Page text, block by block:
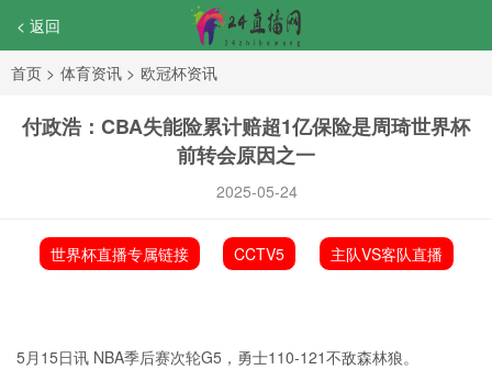
< 返回
首页 > 体育资讯 > 欧冠杯资讯
付政浩：CBA失能险累计赔超1亿保险是周琦世界杯
前转会原因之一
2025-05-24
世界杯直播专属链接 CCTV5 主队VS客队直播
5月15日讯 NBA季后赛次轮G5，勇士110-121不敌森林狼。